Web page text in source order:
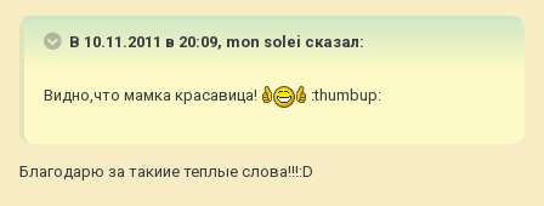
В 10.11.2011 в 20:09, mon solei сказал:
Видно,что мамка красавица! :thumbup:
Благодарю за такиие теплые слова!!!:D